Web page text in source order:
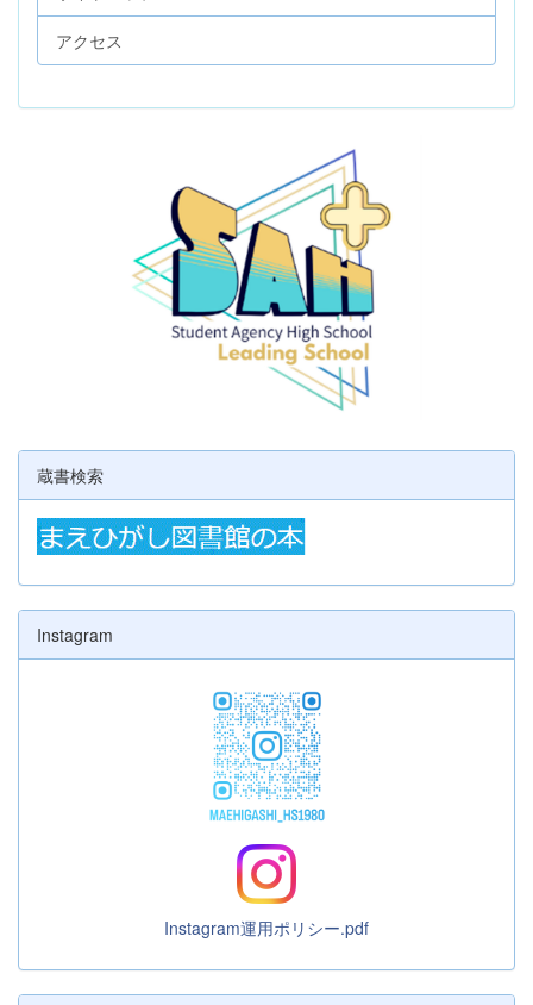
アクセス
蔵書検索
Instagram
Instagram運用ポリシー.pdf